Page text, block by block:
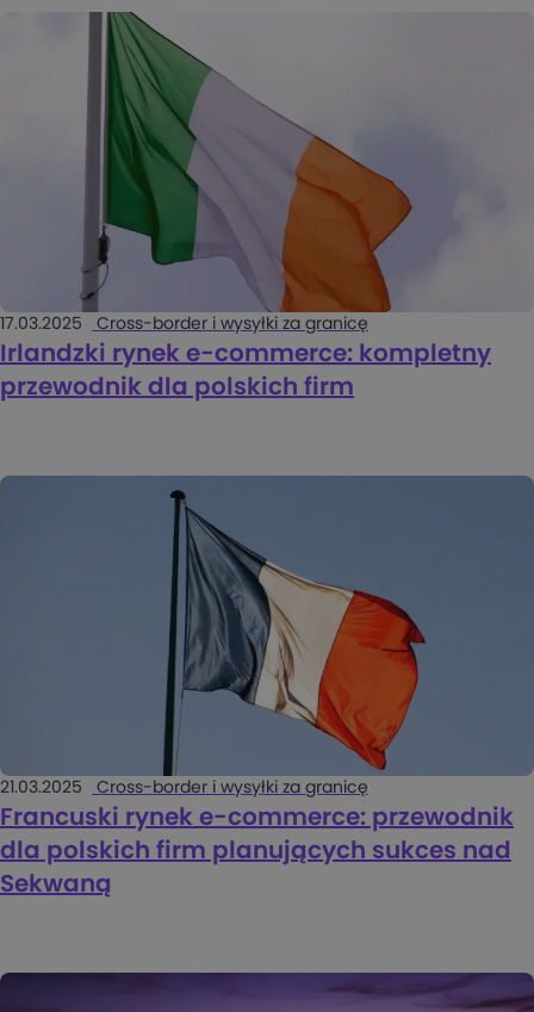
17.03.2025 Cross-border i wysyłki za granicę
Irlandzki rynek e-commerce: kompletny
przewodnik dla polskich firm
21.03.2025 Cross-border i wysyłki za granicę
Francuski rynek e-commerce: przewodnik
dla polskich firm planujących sukces nad
Sekwaną